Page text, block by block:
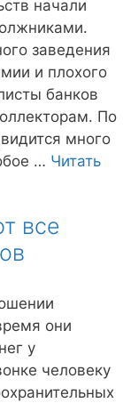
начали
заведения
и плохого
банков
По
много
… Читать
все
они
у
человеку